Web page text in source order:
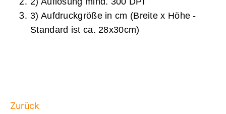
3) Aufdruckgröße in cm (Breite x Höhe -
Standard ist ca. 28x30cm)
Zurück